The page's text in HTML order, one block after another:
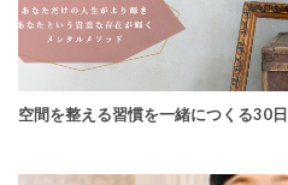
空間を整える習慣を一緒につくる30日